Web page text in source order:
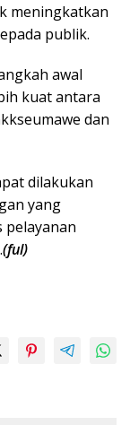
meningkatkan
publik.
awal
kuat antara
dan
dilakukan
yang
(ful)